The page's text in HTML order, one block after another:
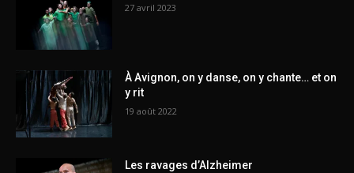
27 avril 2023
À Avignon, on y danse, on y chante… et on
y rit
19 août 2022
Les ravages d’Alzheimer